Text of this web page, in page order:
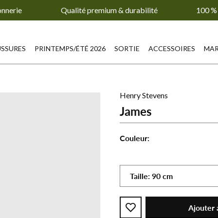
Qualité premium & durabilité 100
PRINTEMPS/ÉTÉ 2026 SORTIE ACCESSOIRES
Henry Stevens
James
Couleur:
-
beige
-
noir
-
foncé
Taille: 90 cm
Ajouter